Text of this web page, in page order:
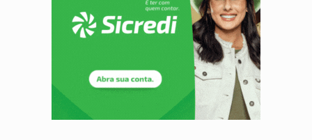
TEMAS SOCIOAMBIENTAIS:Em Itapuã do Oeste, CINEMAZÔNIA leva cinema
Interior de Rondônia terá sábado (8) de calor
INFRAESTRUTURA: Após quase 30 anos de espera, asfalto chega ao
A ILHA: Coreografia de Rondônia estreia na programação do Festival de